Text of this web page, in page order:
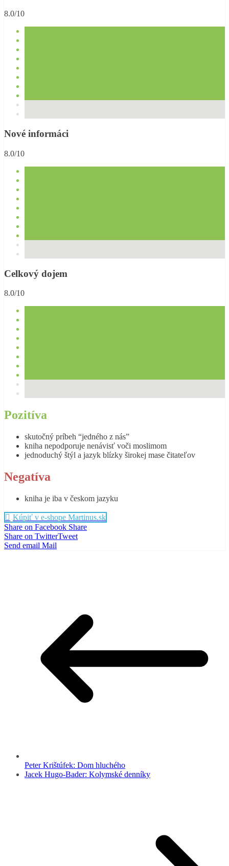
8.0/10
Nové informáci
8.0/10
Celkový dojem
8.0/10
Pozitíva
skutočný príbeh “jedného z nás”
kniha nepodporuje nenávisť voči moslimom
jednoduchý štýl a jazyk blízky širokej mase čitateľov
Negatíva
kniha je iba v českom jazyku
Kúpiť v e-shope Martinus.sk
Share on Facebook Share
Share on TwitterTweet
Send email Mail
Peter Krištúfek: Dom hluchého
Jacek Hugo-Bader: Kolymské denníky